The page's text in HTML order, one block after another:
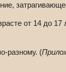
от 14 до
разному. (